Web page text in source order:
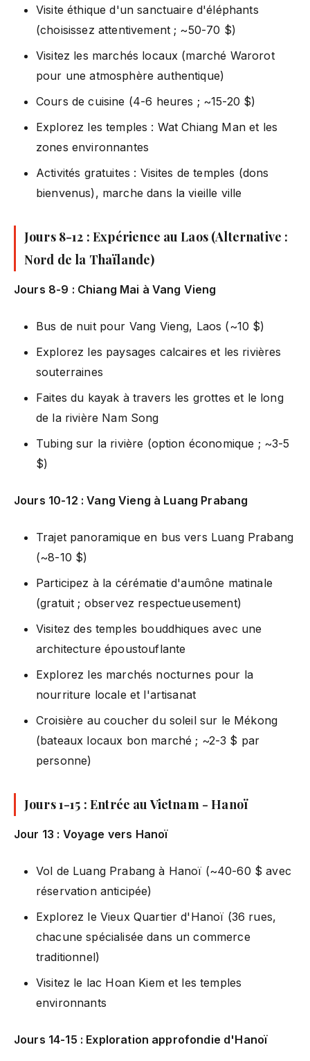
Visite éthique d'un sanctuaire d'éléphants
(choisissez attentivement ; ~50-70 $)
Visitez les marchés locaux (marché Warorot
pour une atmosphère authentique)
Cours de cuisine (4-6 heures ; ~15-20 $)
Explorez les temples : Wat Chiang Man et les
zones environnantes
Activités gratuites : Visites de temples (dons
bienvenus), marche dans la vieille ville
Jours 8-12 : Expérience au Laos (Alternative :
Nord de la Thaïlande)
Jours 8-9 : Chiang Mai à Vang Vieng
Bus de nuit pour Vang Vieng, Laos (~10 $)
Explorez les paysages calcaires et les rivières
souterraines
Faites du kayak à travers les grottes et le long
de la rivière Nam Song
Tubing sur la rivière (option économique ; ~3-5
$)
Jours 10-12 : Vang Vieng à Luang Prabang
Trajet panoramique en bus vers Luang Prabang
(~8-10 $)
Participez à la cérématie d'aumône matinale
(gratuit ; observez respectueusement)
Visitez des temples bouddhiques avec une
architecture époustouflante
Explorez les marchés nocturnes pour la
nourriture locale et l'artisanat
Croisière au coucher du soleil sur le Mékong
(bateaux locaux bon marché ; ~2-3 $ par
personne)
Jours 1-15 : Entrée au Vietnam - Hanoï
Jour 13 : Voyage vers Hanoï
Vol de Luang Prabang à Hanoï (~40-60 $ avec
réservation anticipée)
Explorez le Vieux Quartier d'Hanoï (36 rues,
chacune spécialisée dans un commerce
traditionnel)
Visitez le lac Hoan Kiem et les temples
environnants
Jours 14-15 : Exploration approfondie d'Hanoï